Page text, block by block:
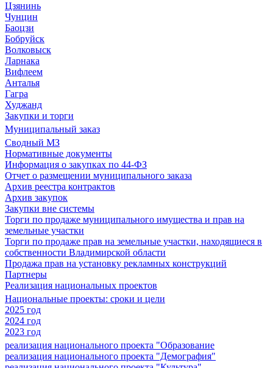
Цзянинь
Чунцин
Баоцзи
Бобруйск
Волковыск
Ларнака
Вифлеем
Анталья
Гагра
Худжанд
Закупки и торги
Муниципальный заказ
Сводный МЗ
Нормативные документы
Информация о закупках по 44-ФЗ
Отчет о размещении муниципального заказа
Архив реестра контрактов
Архив закупок
Закупки вне системы
Торги по продаже муниципального имущества и прав на
земельные участки
Торги по продаже прав на земельные участки, находящиеся в
собственности Владимирской области
Продажа прав на установку рекламных конструкций
Партнеры
Реализация национальных проектов
Национальные проекты: сроки и цели
2025 год
2024 год
2023 год
реализация национального проекта "Образование
реализация национального проекта "Демография"